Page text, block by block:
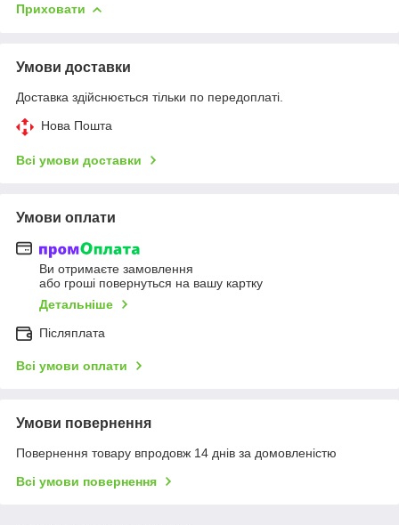
Приховати
Умови доставки
Доставка здійснюється тільки по передоплаті.
Нова Пошта
Всі умови доставки
Умови оплати
Ви отримаєте замовлення
або гроші повернуться на вашу картку
Детальніше
Післяплата
Всі умови оплати
Умови повернення
Повернення товару впродовж 14 днів за домовленістю
Всі умови повернення